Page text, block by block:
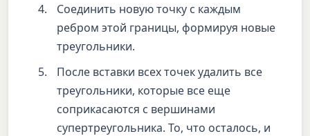
Соединить новую точку с каждым
ребром этой границы, формируя новые
треугольники.
После вставки всех точек удалить все
треугольники, которые все еще
соприкасаются с вершинами
супертреугольника. То, что осталось, и